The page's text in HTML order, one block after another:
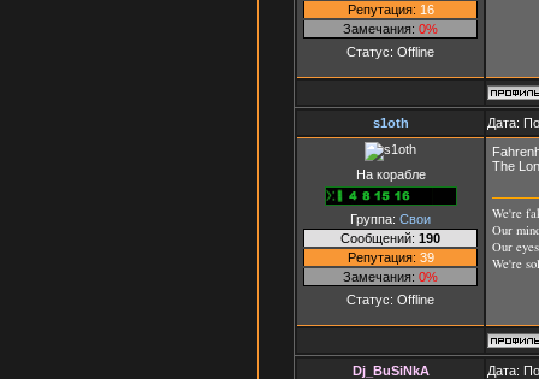
Репутация: 16
Замечания: 0%
Статус: Offline
s1oth Дата:
На корабле
Группа: Свои
Сообщений: 190
Репутация: 39
Замечания: 0%
Статус: Offline
The
We're
Our
Our
We're
Dj_BuSiNkA Дата: